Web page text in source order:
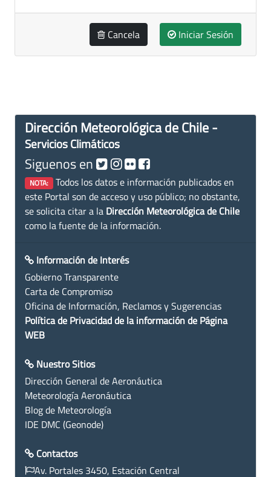
Cancela Iniciar Sesión
Dirección Meteorológica de Chile -
Servicios Climáticos
Siguenos en
NOTA: Todos los datos e información publicados en
este Portal son de acceso y uso público; no obstante,
se solicita citar a la Dirección Meteorológica de Chile
como la fuente de la información.
Información de Interés
Gobierno Transparente
Carta de Compromiso
Oficina de Información, Reclamos y Sugerencias
Política de Privacidad de la información de Página
WEB
Nuestro Sitios
Dirección General de Aeronáutica
Meteorología Aeronáutica
Blog de Meteorología
IDE DMC (Geonode)
Contactos
Av. Portales 3450, Estación Central